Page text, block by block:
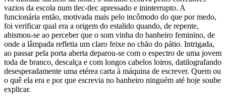
vazios da escola num tlec-tlec apressado e ininterrupto. A
funcionária então, motivada mais pelo incômodo do que por medo,
foi verificar qual era a origem do estalido quando, de repente,
abismou-se ao perceber que o som vinha do banheiro feminino, de
onde a lâmpada refletia um claro feixe no chão do pátio. Intrigada,
ao passar pela porta aberta deparou-se com o espectro de uma jovem
toda de branco, descalça e com longos cabelos loiros, datilografando
desesperadamente uma etérea carta à máquina de escrever. Quem ou
o quê ela era e por que escrevia no banheiro ninguém até hoje soube
explicar.